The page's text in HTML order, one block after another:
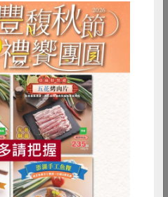
度較高的黃金蜆，經完善的
設備處理，品質穩定
不拆袋浸水解凍約10分鐘，
調以確保鮮度與美味，切勿
或冷藏解凍。最適合煮湯或
螺貝類，對其過敏者請勿食
食譜 減硝酸鹽
共同購買